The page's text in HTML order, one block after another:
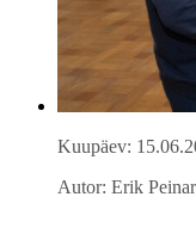
Kuupäev:
Autor: Erik Peinar